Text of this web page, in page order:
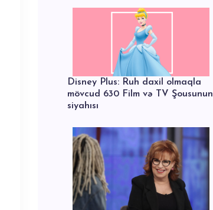
Disney Plus: Ruh daxil olmaqla
mövcud 630 Film və TV Şousunun
siyahısı